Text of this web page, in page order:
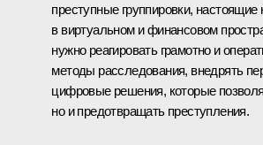
преступные группировки,
в виртуальном и финансовом
нужно реагировать грамотно и
методы расследования, внедрять
цифровые решения, которые
но и предотвращать преступления.